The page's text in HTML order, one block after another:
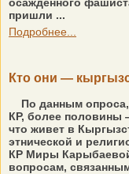
пришли ...
Подробнее...
Кто они —
По данным опроса,
КР, более половины
что живет в
этнической и
КР Миры
вопросам,